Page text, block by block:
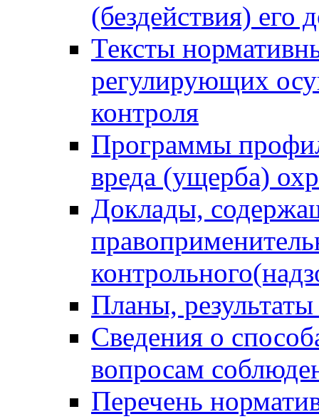
(бездействия)
Тексты
регулирующих
контроля
Программы
вреда (ущерба)
Доклады,
Планы,
Сведения о
вопросам
Перечень